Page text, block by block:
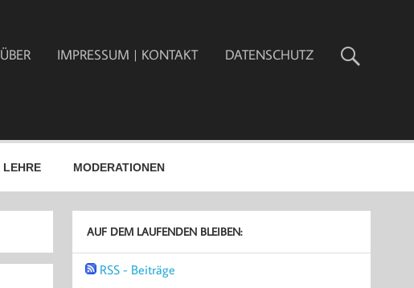
ÜBER IMPRESSUM | KONTAKT DATENSCHUTZ
LEHRE MODERATIONEN
AUF DEM LAUFENDEN BLEIBEN:
RSS - Beiträge